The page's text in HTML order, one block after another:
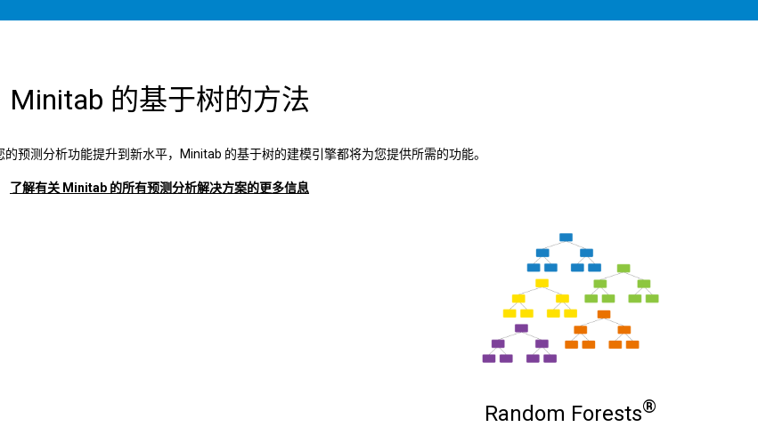
Minitab 的基于树的方法
预测分析功能提升到新水平，Minitab 的基于树的建模引擎都将为您提供所需的功能。
了解有关 Minitab 的所有预测分析解决方案的更多信息
Random Forests®